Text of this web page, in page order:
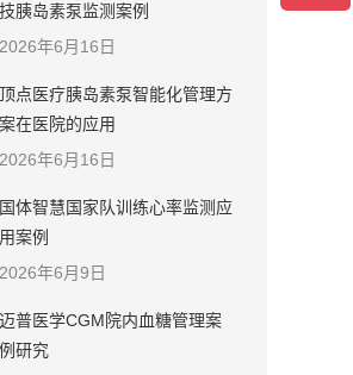
技胰岛素泵监测案例
2026年6月16日
顶点医疗胰岛素泵智能化管理方
案在医院的应用
2026年6月16日
国体智慧国家队训练心率监测应
用案例
2026年6月9日
迈普医学CGM院内血糖管理案
例研究